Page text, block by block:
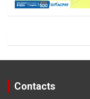
Contacts